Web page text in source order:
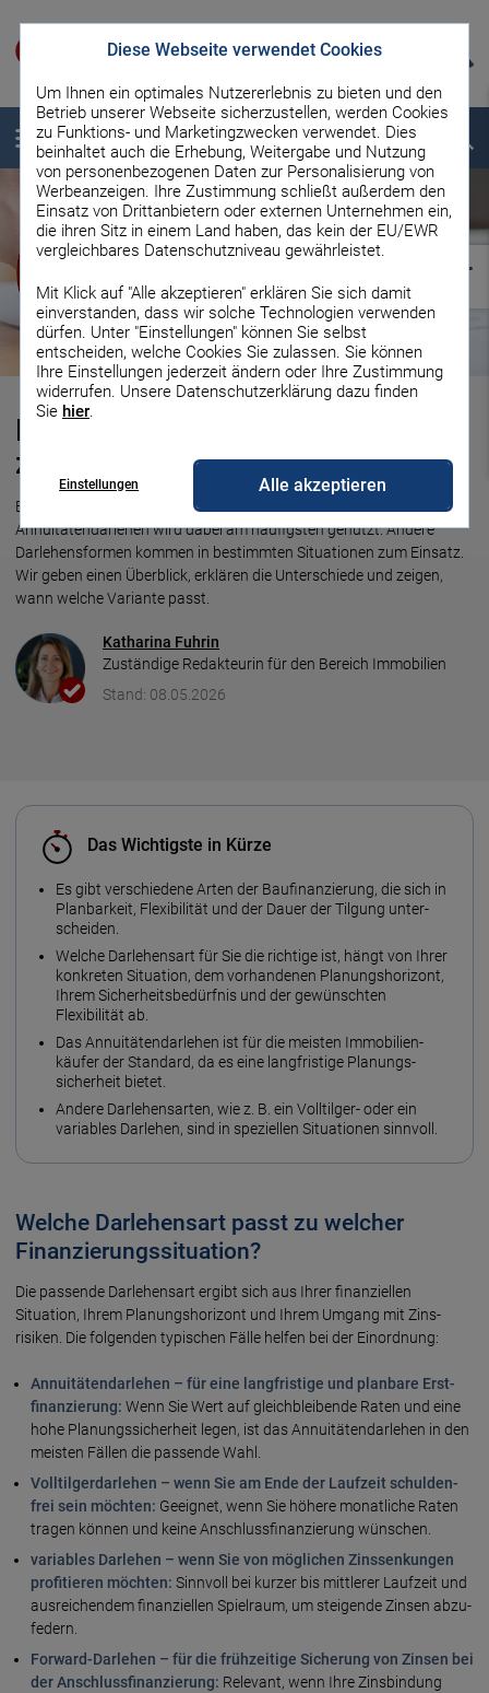
Diese Webseite verwendet Cookies
Um Ihnen ein optimales Nutzererlebnis zu bieten und den
Betrieb unserer Webseite sicherzustellen, werden Cookies
zu Funktions- und Marketingzwecken verwendet. Dies
beinhaltet auch die Erhebung, Weitergabe und Nutzung
von personenbezogenen Daten zur Personalisierung von
Werbeanzeigen. Ihre Zustimmung schließt außerdem den
Einsatz von Drittanbietern oder externen Unternehmen ein,
die ihren Sitz in einem Land haben, das kein der EU/EWR
vergleichbares Datenschutzniveau gewährleistet.
Mit Klick auf "Alle akzeptieren" erklären Sie sich damit
einverstanden, dass wir solche Technologien verwenden
dürfen. Unter "Einstellungen" können Sie selbst
entscheiden, welche Cookies Sie zulassen. Sie können
Ihre Einstellungen jederzeit ändern oder Ihre Zustimmung
widerrufen. Unsere Datenschutzerklärung dazu finden
Sie hier.
Einstellungen Alle akzeptieren
Menü Suche
Darlehensarten bei der Bau­fi­nan­
zierung: Welche passt zu Ihnen?
Bei einer Bau­finanzierung gibt es verschiedene Darlehens­arten. Das
Annuitäten­darlehen wird dabei am häufigsten genutzt. Andere
Darlehens­formen kommen in bestimmten Situationen zum Einsatz.
Wir geben einen Über­blick, erklären die Unter­schiede und zeigen,
wann welche Variante passt.
Katharina Fuhrin
Zuständige Redakteurin für den Bereich Immobilien
Stand: 08.05.2026
Das Wichtigste in Kürze
Es gibt verschiedene Arten der Bau­finanzierung, die sich in
Plan­bar­keit, Flexibilität und der Dauer der Tilgung unter­
scheiden.
Welche Darlehens­art für Sie die richtige ist, hängt von Ihrer
konkreten Situation, dem vorhandenen Planungs­horizont,
Ihrem Sicherheits­bedürfnis und der gewünschten
Flexibilität ab.
Das Annuitäten­darlehen ist für die meisten Immobilien­
käufer der Standard, da es eine lang­fristige Planungs­
sicherheit bietet.
Andere Darlehens­arten, wie z. B. ein Voll­tilger- oder ein
variables Darlehen, sind in speziellen Situationen sinn­voll.
Welche Darlehensart passt zu welcher
Finanzierungssituation?
Die passende Darlehens­art ergibt sich aus Ihrer finanziellen
Situation, Ihrem Planungs­horizont und Ihrem Umgang mit Zins­
risiken. Die folgenden typischen Fälle helfen bei der Ein­ordnung:
Annuitäten­darlehen – für eine lang­fristige und plan­bare Erst­
finanzierung: Wenn Sie Wert auf gleich­bleibende Raten und eine
hohe Planungs­sicherheit legen, ist das Annuitäten­darlehen in den
meisten Fällen die passende Wahl.
Volltilger­darlehen – wenn Sie am Ende der Lauf­zeit schulden­
frei sein möchten: Geeignet, wenn Sie höhere monatliche Raten
tragen können und keine Anschluss­finanzierung wünschen.
variables Darlehen – wenn Sie von möglichen Zins­senkungen
profitieren möchten: Sinnvoll bei kurzer bis mittlerer Lauf­zeit und
ausreichendem finanziellen Spiel­raum, um steigende Zinsen abzu­
federn.
Forward-Darlehen – für die früh­zeitige Sicherung von Zinsen bei
der Anschluss­finanzierung: Relevant, wenn Ihre Zins­bindung